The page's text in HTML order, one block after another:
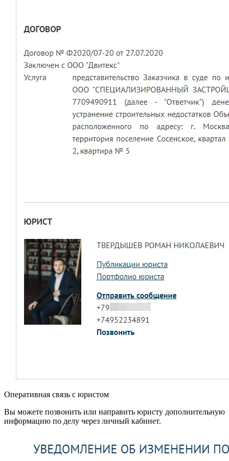
Оперативная связь с юристом
Вы можете позвонить или направить юристу дополнительную
информацию по делу через личный кабинет.